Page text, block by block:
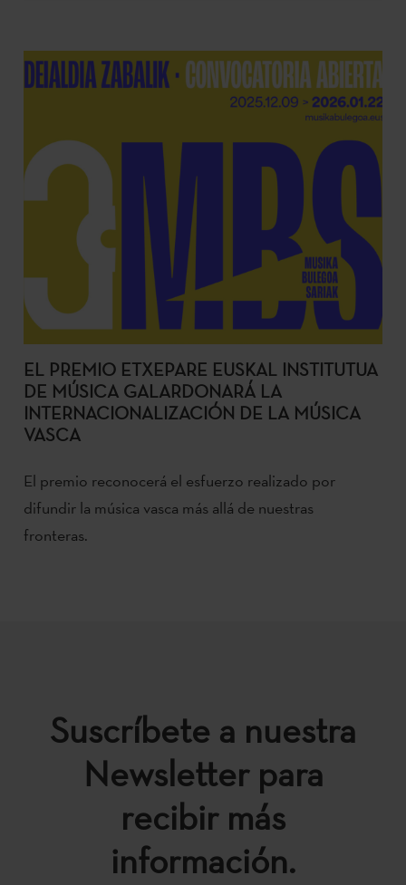
EL PREMIO ETXEPARE EUSKAL INSTITUTUA
DE MÚSICA GALARDONARÁ LA
INTERNACIONALIZACIÓN DE LA MÚSICA
VASCA
El premio reconocerá el esfuerzo realizado por
difundir la música vasca más allá de nuestras
fronteras.
Suscríbete a nuestra
Newsletter para
recibir más
información.